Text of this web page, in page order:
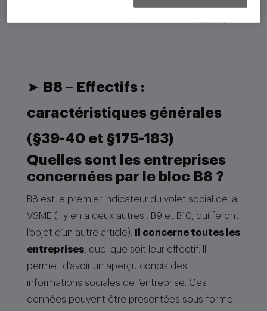
➤ B8 – Effectifs :
caractéristiques générales
(§39-40 et §175-183)
Quelles sont les entreprises
concernées par le bloc B8 ?
B8 est le premier indicateur du volet social de la
VSME (il y en a deux autres : B9 et B10, qui feront
l’objet d’un autre article).
Il concerne toutes les
entreprises , quel que soit leur effectif. Il
permet d’avoir un aperçu concis des
informations sociales de l’entreprise. Ces
données peuvent être présentées sous forme